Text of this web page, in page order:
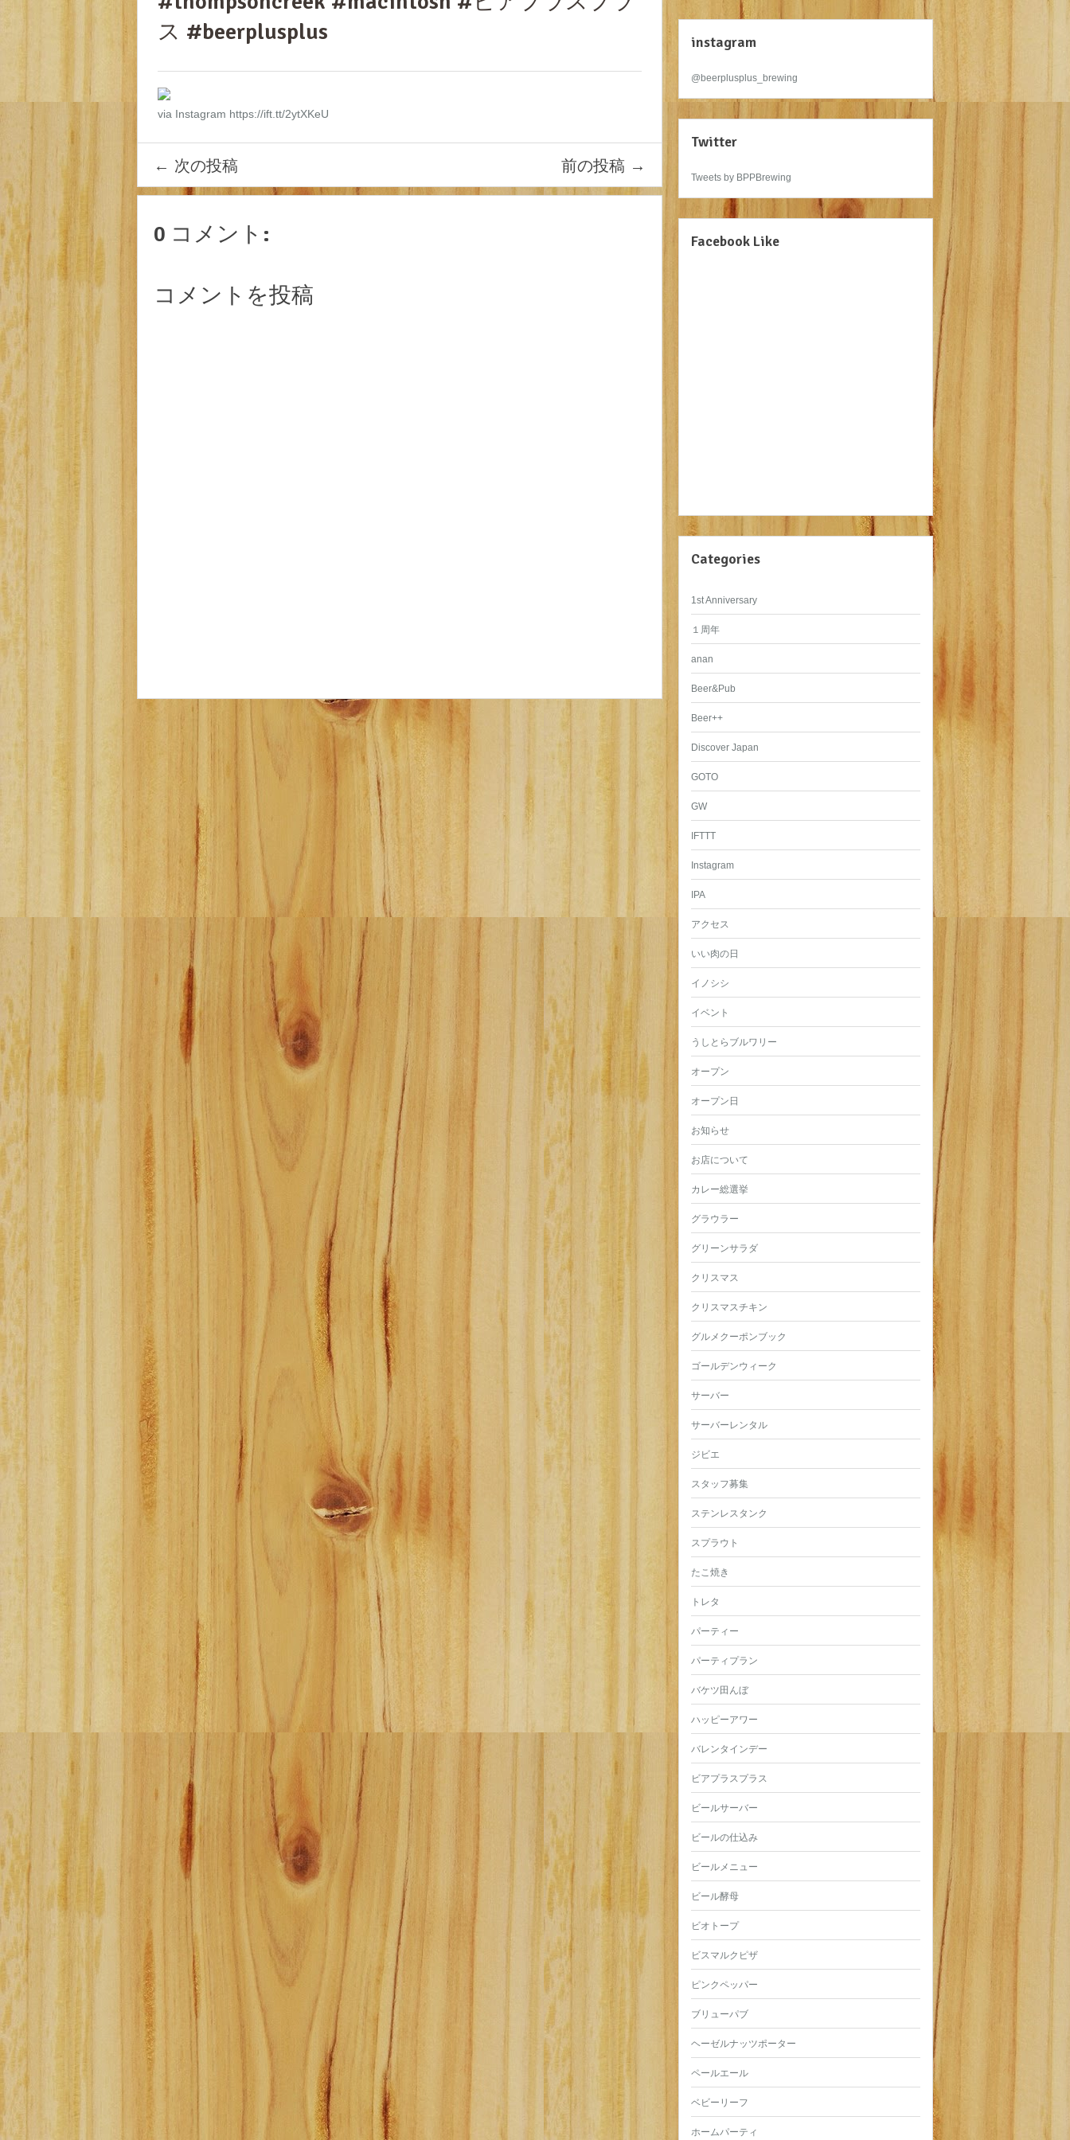
ス #beerplusplus
via Instagram https://ift.tt/2ytXKeU
← 次の投稿 前の投稿 →
0 コメント:
コメントを投稿
instagram
@beerplusplus_brewing
Twitter
Tweets by BPPBrewing
Facebook Like
Categories
1st Anniversary
１周年
anan
Beer&Pub
Beer++
Discover Japan
GOTO
GW
IFTTT
Instagram
IPA
アクセス
いい肉の日
イノシシ
イベント
うしとらブルワリー
オープン
オープン日
お知らせ
お店について
カレー総選挙
グラウラー
グリーンサラダ
クリスマス
クリスマスチキン
グルメクーポンブック
ゴールデンウィーク
サーバー
サーバーレンタル
ジビエ
スタッフ募集
ステンレスタンク
スプラウト
たこ焼き
トレタ
パーティー
パーティプラン
バケツ田んぼ
ハッピーアワー
バレンタインデー
ビアプラスプラス
ビールサーバー
ビールの仕込み
ビールメニュー
ビール酵母
ビオトープ
ビスマルクピザ
ピンクペッパー
ブリューパブ
ヘーゼルナッツポーター
ペールエール
ベビーリーフ
ホームパーティ